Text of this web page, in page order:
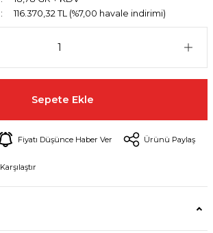
116.370,32 TL (%7,00 havale indirimi)
Sepete Ekle
Fiyatı Düşünce Haber Ver Ürünü Paylaş
Karşılaştır